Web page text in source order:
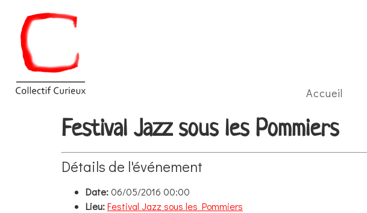
Accueil
Festival Jazz sous les Pommiers
Détails de l'événement
Date:06/05/2016 00:00
Lieu:Festival Jazz sous les Pommiers